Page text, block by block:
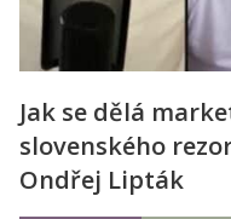
Jak se dělá
slovenského
Ondřej Lipták